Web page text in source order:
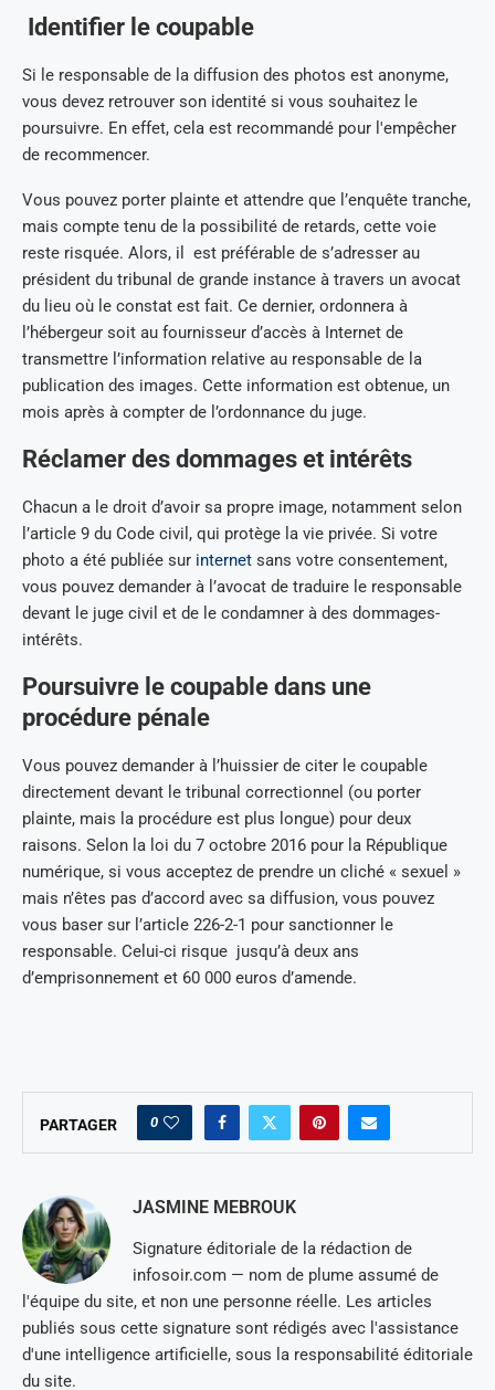
Identifier le coupable
Si le responsable de la diffusion des photos est anonyme,
vous devez retrouver son identité si vous souhaitez le
poursuivre. En effet, cela est recommandé pour l'empêcher
de recommencer.
Vous pouvez porter plainte et attendre que l’enquête tranche,
mais compte tenu de la possibilité de retards, cette voie
reste risquée. Alors, il est préférable de s’adresser au
président du tribunal de grande instance à travers un avocat
du lieu où le constat est fait. Ce dernier, ordonnera à
l’hébergeur soit au fournisseur d’accès à Internet de
transmettre l’information relative au responsable de la
publication des images. Cette information est obtenue, un
mois après à compter de l’ordonnance du juge.
Réclamer des dommages et intérêts
Chacun a le droit d’avoir sa propre image, notamment selon
l’article 9 du Code civil, qui protège la vie privée. Si votre
photo a été publiée sur internet sans votre consentement,
vous pouvez demander à l’avocat de traduire le responsable
devant le juge civil et de le condamner à des dommages-
intérêts.
Poursuivre le coupable dans une
procédure pénale
Vous pouvez demander à l’huissier de citer le coupable
directement devant le tribunal correctionnel (ou porter
plainte, mais la procédure est plus longue) pour deux
raisons. Selon la loi du 7 octobre 2016 pour la République
numérique, si vous acceptez de prendre un cliché « sexuel »
mais n’êtes pas d’accord avec sa diffusion, vous pouvez
vous baser sur l’article 226-2-1 pour sanctionner le
responsable. Celui-ci risque jusqu’à deux ans
d’emprisonnement et 60 000 euros d’amende.
PARTAGER 0
JASMINE MEBROUK
Signature éditoriale de la rédaction de
infosoir.com — nom de plume assumé de
l'équipe du site, et non une personne réelle. Les articles
publiés sous cette signature sont rédigés avec l'assistance
d'une intelligence artificielle, sous la responsabilité éditoriale
du site.